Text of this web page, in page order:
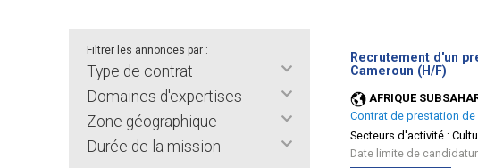
Filtrer les annonces par :
Type de contrat
Domaines d'expertises
Zone géographique
Durée de la mission
Recrutement d'un
Cameroun (H/F)
AFRIQUE
Contrat de prestation de
Secteurs d'activité :
Date limite de